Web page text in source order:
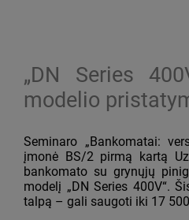
„DN Series
modelio
Seminaro „Bankomatai:
įmonė BS/2 pirmą kartą
bankomato su grynųjų
modelį „DN Series 400V“.
talpą – gali saugoti iki 17